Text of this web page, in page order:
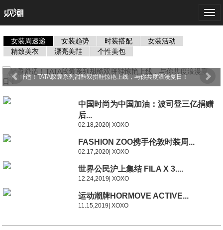
女装周速递 女装趋势 时装搭配
女装活动
精致美衣
漂亮美鞋 个性美包
轻盈舒适！TATA胶囊系列甜酷双拼鞋惊艳上线，与你共度浪漫夏日！
中国时尚为中国加油：波司登三亿捐赠
后...
02.18,2020| XOXO
FASHION ZOO携手伦敦时装周...
02.17,2020| XOXO
世界公民沪上集结 FILA X 3....
12.24,2019| XOXO
运动潮牌HORMOVE ACTIVE...
11.15,2019| XOXO